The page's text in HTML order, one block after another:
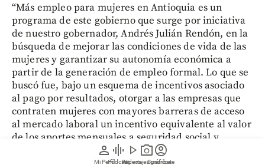
person
Mi Perfil
graphic_eq
Pódcast
play_arrow
Videos
photo_camera
Reportajes gráficos
account_circle
Suscríbete
“Más empleo para mujeres en Antioquia es un
programa de este gobierno que surge por iniciativa
de nuestro gobernador, Andrés Julián Rendón, en la
búsqueda de mejorar las condiciones de vida de las
mujeres y garantizar su autonomía económica a
partir de la generación de empleo formal. Lo que se
buscó fue, bajo un esquema de incentivos asociado
al pago por resultados, otorgar a las empresas que
contraten mujeres con mayores barreras de acceso
al mercado laboral un incentivo equivalente al valor
de los aportes mensuales a seguridad social y
parafiscales a cargo del empleador. Inicialmente, el
programa fue concebido para cinco subregiones de